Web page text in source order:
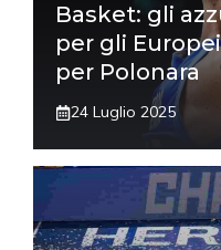
Basket: gli
per gli
per Polonara
24 Luglio 2025